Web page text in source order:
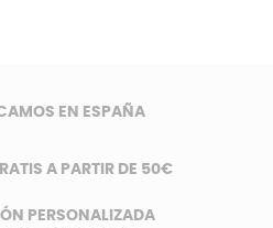
EN ESPAÑA
A PARTIR DE 50€
PERSONALIZADA